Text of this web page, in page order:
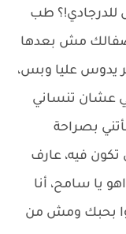
طب
مش بعدها
يدوس عليا وبس،
عشان تنساني
بصراحة
فيه، عارف
يا سامح، أنا
بحبك ومش من